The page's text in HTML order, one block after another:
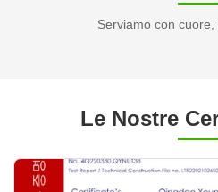
Serviamo con cuore,
Le Nostre